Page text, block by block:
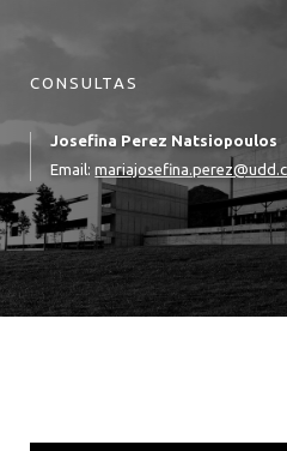
CONSULTAS
Josefina Perez Natsiopoulos
Email: